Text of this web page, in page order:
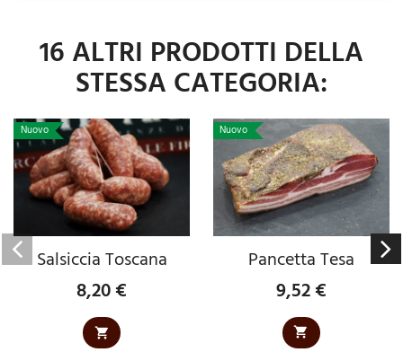
16 ALTRI PRODOTTI DELLA
STESSA CATEGORIA:
Nuovo
Salsiccia Toscana
Prezzo
8,20 €
Nuovo
Pancetta Tesa
Prezzo
9,52 €